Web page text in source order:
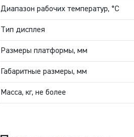
Диапазон рабочих температур, °C
Тип дисплея
Размеры платформы, мм
Габаритные размеры, мм
Масса, кг, не более